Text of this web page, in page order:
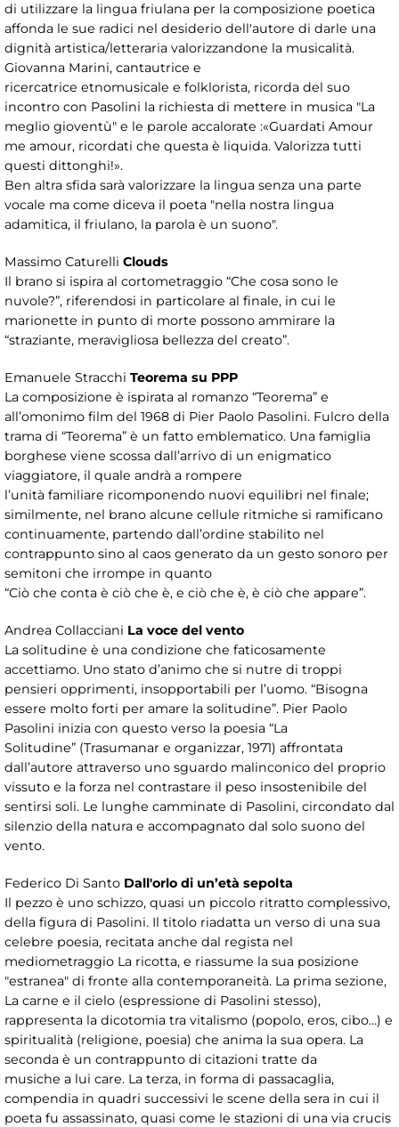
di utilizzare la lingua friulana per la composizione poetica
affonda le sue radici nel desiderio dell'autore di darle una
dignità artistica/letteraria valorizzandone la musicalità.
Giovanna Marini, cantautrice e
ricercatrice etnomusicale e folklorista, ricorda del suo
incontro con Pasolini la richiesta di mettere in musica "La
meglio gioventù" e le parole accalorate :«Guardati Amour
me amour, ricordati che questa è liquida. Valorizza tutti
questi dittonghi!».
Ben altra sfida sarà valorizzare la lingua senza una parte
vocale ma come diceva il poeta "nella nostra lingua
adamitica, il friulano, la parola è un suono".
Massimo Caturelli Clouds
Il brano si ispira al cortometraggio “Che cosa sono le
nuvole?”, riferendosi in particolare al finale, in cui le
marionette in punto di morte possono ammirare la
“straziante, meravigliosa bellezza del creato”.
Emanuele Stracchi Teorema su PPP
La composizione è ispirata al romanzo “Teorema” e
all’omonimo film del 1968 di Pier Paolo Pasolini. Fulcro della
trama di “Teorema” è un fatto emblematico. Una famiglia
borghese viene scossa dall’arrivo di un enigmatico
viaggiatore, il quale andrà a rompere
l’unità familiare ricomponendo nuovi equilibri nel finale;
similmente, nel brano alcune cellule ritmiche si ramificano
continuamente, partendo dall’ordine stabilito nel
contrappunto sino al caos generato da un gesto sonoro per
semitoni che irrompe in quanto
“Ciò che conta è ciò che è, e ciò che è, è ciò che appare”.
Andrea Collacciani La voce del vento
La solitudine è una condizione che faticosamente
accettiamo. Uno stato d’animo che si nutre di troppi
pensieri opprimenti, insopportabili per l’uomo. “Bisogna
essere molto forti per amare la solitudine”. Pier Paolo
Pasolini inizia con questo verso la poesia “La
Solitudine” (Trasumanar e organizzar, 1971) affrontata
dall’autore attraverso uno sguardo malinconico del proprio
vissuto e la forza nel contrastare il peso insostenibile del
sentirsi soli. Le lunghe camminate di Pasolini, circondato dal
silenzio della natura e accompagnato dal solo suono del
vento.
Federico Di Santo Dall'orlo di un’età sepolta
Il pezzo è uno schizzo, quasi un piccolo ritratto complessivo,
della figura di Pasolini. Il titolo riadatta un verso di una sua
celebre poesia, recitata anche dal regista nel
mediometraggio La ricotta, e riassume la sua posizione
"estranea" di fronte alla contemporaneità. La prima sezione,
La carne e il cielo (espressione di Pasolini stesso),
rappresenta la dicotomia tra vitalismo (popolo, eros, cibo…) e
spiritualità (religione, poesia) che anima la sua opera. La
seconda è un contrappunto di citazioni tratte da
musiche a lui care. La terza, in forma di passacaglia,
compendia in quadri successivi le scene della sera in cui il
poeta fu assassinato, quasi come le stazioni di una via crucis